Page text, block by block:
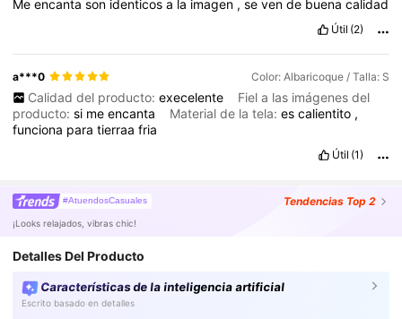
Meencantason identicosa la imagen ,sevende buenacalidad
Útil (2)
a***0 Color: Albaricoque / Talla: S
Calidad del producto: execelente
Fiel a las imágenes del
producto:si meencanta Material de la tela:escalientito ,
funciona paratierraafria
Útil (1)
#AtuendosCasuales Tendencias Top 2
¡Looks relajados, vibras chic!
Detalles Del Producto
Características de la inteligencia artificial
Escrito basado en detalles